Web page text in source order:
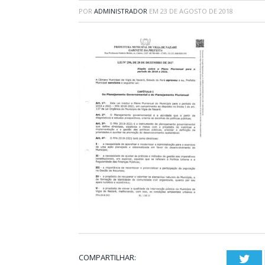
POR ADMINISTRADOR EM 23 DE AGOSTO DE 2018
COMPARTILHAR: